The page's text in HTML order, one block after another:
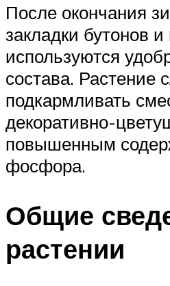
После окончания
закладки бутонов
используются
состава. Растение
подкармливать
декоративно-
повышенным
фосфора.
Общие
растении